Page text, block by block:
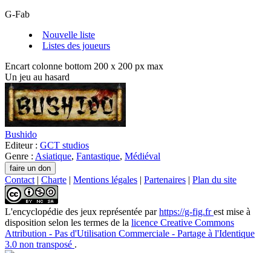
G-Fab
Nouvelle liste
Listes des joueurs
Encart colonne bottom 200 x 200 px max
Un jeu au hasard
Bushido
Editeur : GCT studios
Genre : Asiatique, Fantastique, Médiéval
Contact | Charte | Mentions légales | Partenaires | Plan du site
L'encyclopédie des jeux représentée parhttps://g-fig.frest mise à
disposition selon les termes de la licence Creative Commons
Attribution - Pas d'Utilisation Commerciale - Partage à l'Identique
3.0 non transposé .